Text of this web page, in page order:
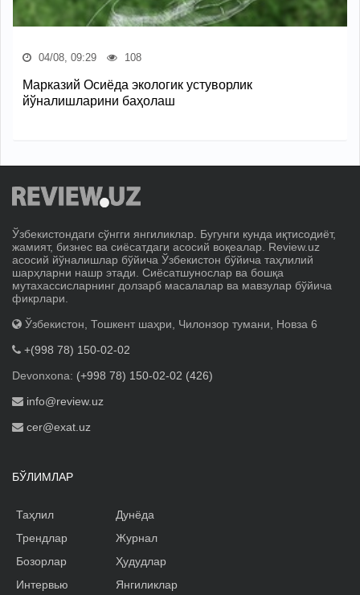
04/08, 09:29 108
Марказий Осиёда экологик устуворлик
йўналишларини баҳолаш
Ўзбекистондаги сўнгги янгиликлар. Бугунги кунда иқтисодиёт,
жамият, бизнес ва сиёсатдаги асосий воқеалар. Review.uz
асосий йўналишлар бўйича Ўзбекистон бўйича таҳлилий
шарҳларни нашр этади. Сиёсатшунослар ва бошқа
мутахассисларнинг долзарб масалалар ва мавзулар бўйича
фикрлари.
Ўзбекистон, Тошкент шаҳри, Чилонзор тумани, Новза 6
+(998 78) 150-02-02
Devonxona: (+998 78) 150-02-02 (426)
info@review.uz
cer@exat.uz
БЎЛИМЛАР
Таҳлил
Трендлар
Бозорлар
Интервью
Дунёда
Журнал
Ҳудудлар
Янгиликлар